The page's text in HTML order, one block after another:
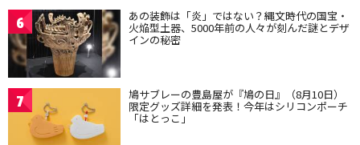
6 あの装飾は「炎」ではない？縄文時代の国宝・
火焔型土器、5000年前の人々が刻んだ謎とデザ
インの秘密
7 鳩サブレーの豊島屋が『鳩の日』（8月10日）
限定グッズ詳細を発表！今年はシリコンポーチ
「はとっこ」